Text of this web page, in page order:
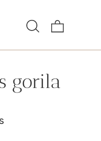
gorila